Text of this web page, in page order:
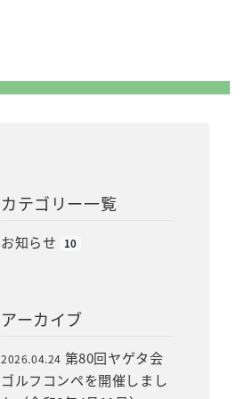
カテゴリー一覧
お知らせ 10
アーカイブ
2026.04.24 第80回ヤゲタ会
ゴルフコンペを開催しまし